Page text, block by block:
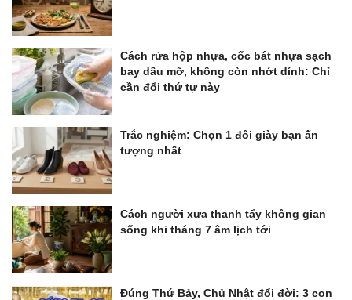
Cách rửa hộp nhựa, cốc bát nhựa sạch
bay dầu mỡ, không còn nhớt dính: Chỉ
cần đổi thứ tự này
Trắc nghiệm: Chọn 1 đôi giày bạn ấn
tượng nhất
Cách người xưa thanh tẩy không gian
sống khi tháng 7 âm lịch tới
Đúng Thứ Bảy, Chủ Nhật đổi đời: 3 con